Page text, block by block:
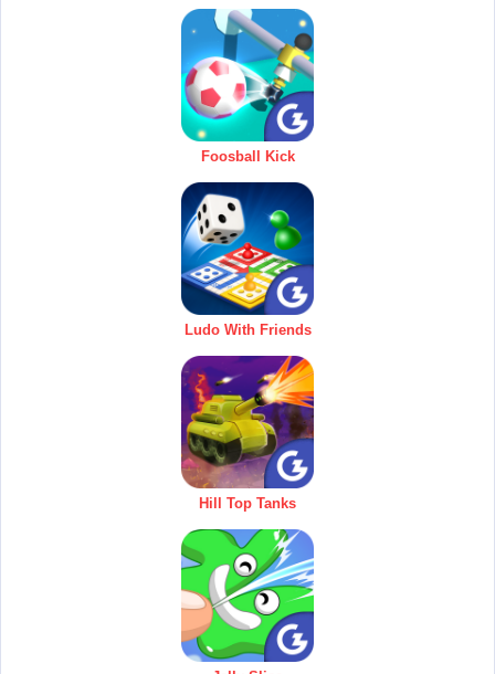
Foosball Kick
Ludo With Friends
Hill Top Tanks